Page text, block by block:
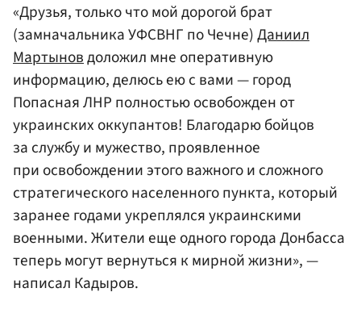
«Друзья, только что мой дорогой брат
(замначальника УФСВНГ по Чечне)Даниил
Мартыновдоложил мне оперативную
информацию, делюсь ею с вами — город
Попасная ЛНР полностью освобожден от
украинских оккупантов! Благодарю бойцов
за службу и мужество, проявленное
при освобождении этого важного и сложного
стратегического населенного пункта, который
заранее годами укреплялся украинскими
военными. Жители еще одного города Донбасса
теперь могут вернуться к мирной жизни», —
написал Кадыров.